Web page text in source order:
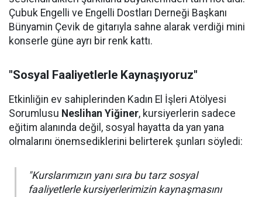
Çubuk Engelli ve Engelli Dostları Derneği Başkanı
Bünyamin Çevik de gitarıyla sahne alarak verdiği mini
konserle güne ayrı bir renk kattı.
"Sosyal Faaliyetlerle Kaynaşıyoruz"
Etkinliğin ev sahiplerinden Kadın El İşleri Atölyesi
Sorumlusu Neslihan Yiğiner, kursiyerlerin sadece
eğitim alanında değil, sosyal hayatta da yan yana
olmalarını önemsediklerini belirterek şunları söyledi:
"Kurslarımızın yanı sıra bu tarz sosyal
faaliyetlerle kursiyerlerimizin kaynaşmasını